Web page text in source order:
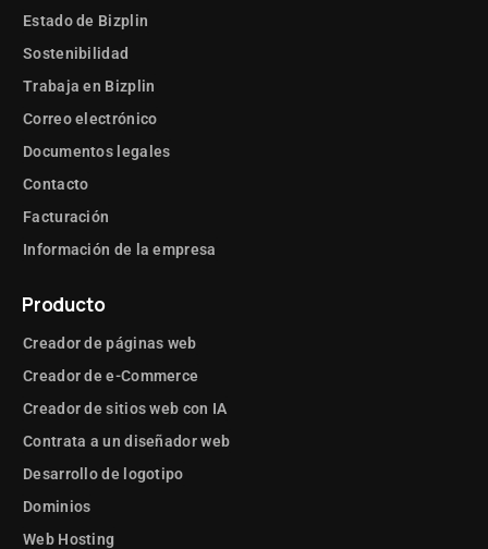
Estado de Bizplin
Sostenibilidad
Trabaja en Bizplin
Correo electrónico
Documentos legales
Contacto
Facturación
Información de la empresa
Producto
Creador de páginas web
Creador de e-Commerce
Creador de sitios web con IA
Contrata a un diseñador web
Desarrollo de logotipo
Dominios
Web Hosting